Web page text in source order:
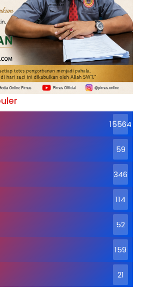
15564
59
346
114
52
159
21